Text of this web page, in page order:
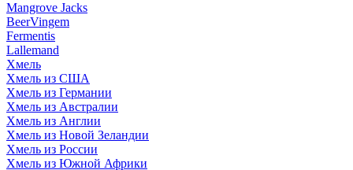
Mangrove Jacks
BeerVingem
Fermentis
Lallemand
Хмель
Хмель из США
Хмель из Германии
Хмель из Австралии
Хмель из Англии
Хмель из Новой Зеландии
Хмель из России
Хмель из Южной Африки